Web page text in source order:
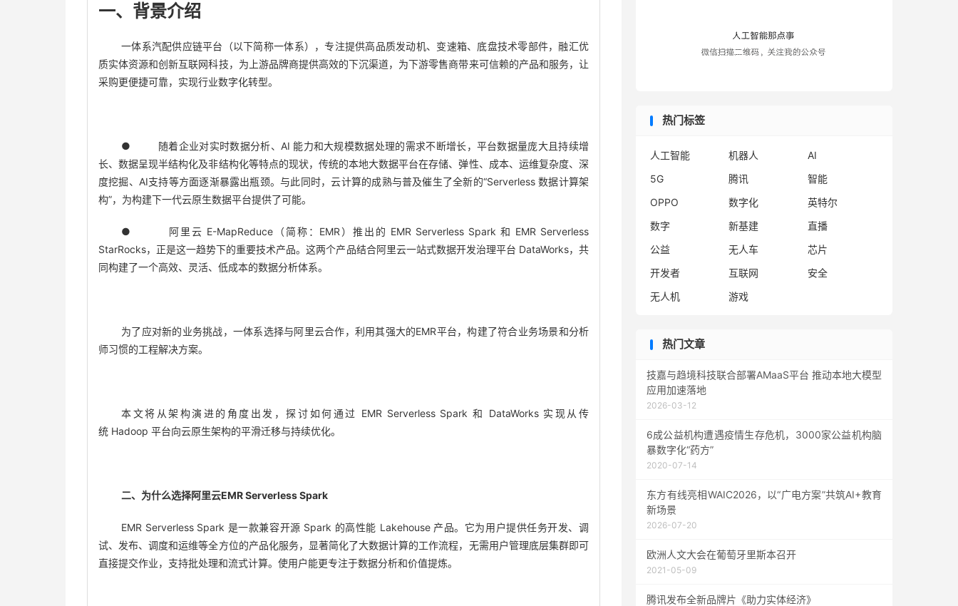
一、背景介绍
一体系汽配供应链平台（以下简称一体系），专注提供高品质发动机、变速箱、底盘技术零部件，融汇优
质实体资源和创新互联网科技，为上游品牌商提供高效的下沉渠道，为下游零售商带来可信赖的产品和服务，让
采购更便捷可靠，实现行业数字化转型。
● 随着企业对实时数据分析、AI 能力和大规模数据处理的需求不断增长，平台数据量庞大且持续增
长、数据呈现半结构化及非结构化等特点的现状，传统的本地大数据平台在存储、弹性、成本、运维复杂度、深
度挖掘、AI支持等方面逐渐暴露出瓶颈。与此同时，云计算的成熟与普及催生了全新的“Serverless 数据计算架
构”，为构建下一代云原生数据平台提供了可能。
● 阿里云 E-MapReduce（简称：EMR）推出的 EMR Serverless Spark 和 EMR Serverless
StarRocks，正是这一趋势下的重要技术产品。这两个产品结合阿里云一站式数据开发治理平台 DataWorks，共
同构建了一个高效、灵活、低成本的数据分析体系。
为了应对新的业务挑战，一体系选择与阿里云合作，利用其强大的EMR平台，构建了符合业务场景和分析
师习惯的工程解决方案。
本文将从架构演进的角度出发，探讨如何通过 EMR Serverless Spark 和 DataWorks 实现从传
统 Hadoop 平台向云原生架构的平滑迁移与持续优化。
二、为什么选择阿里云EMR Serverless Spark
EMR Serverless Spark 是一款兼容开源 Spark 的高性能 Lakehouse 产品。它为用户提供任务开发、调
试、发布、调度和运维等全方位的产品化服务，显著简化了大数据计算的工作流程，无需用户管理底层集群即可
直接提交作业，支持批处理和流式计算。使用户能更专注于数据分析和价值提炼。
热门标签
人工智能 机器人
AI
5G
腾讯
智能
OPPO
数字化
英特尔
数字
新基建
直播
公益
无人车
芯片
开发者
互联网
安全
无人机
游戏
热门文章
技嘉与趋境科技联合部署AMaaS平台 推动本地大模型
应用加速落地
2026-03-12
6成公益机构遭遇疫情生存危机，3000家公益机构脑
暴数字化“药方”
2020-07-14
东方有线亮相WAIC2026，以“广电方案”共筑AI+教育
新场景
2026-07-20
欧洲人文大会在葡萄牙里斯本召开
2021-05-09
腾讯发布全新品牌片《助力实体经济》